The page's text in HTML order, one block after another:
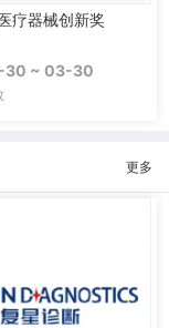
疗器械创新奖
~ 03-30
更多